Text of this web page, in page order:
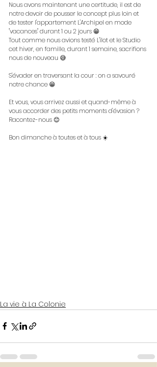
Nous avons maintenant une certitude, il est de
notre devoir de pousser le concept plus loin et
de tester l'appartement L'Archipel en mode
"vacances" durant 1 ou 2 jours 😁
Tout comme nous avions testé L'îlot et le Studio
cet hiver, en famille, durant 1 semaine, sacrifions
nous de nouveau 😅
S'évader en traversant la cour : on a savouré
notre chance 😁
Et vous, vous arrivez aussi et quand-même à
vous accorder des petits moments d'évasion ?
Racontez-nous 😊
Bon dimanche à toutes et à tous ☀️
La vie à La Colonie